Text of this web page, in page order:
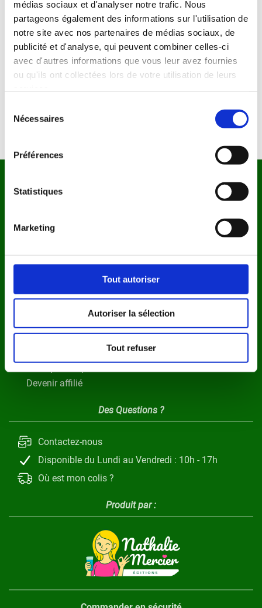
médias sociaux et d'analyser notre trafic. Nous
partageons également des informations sur l'utilisation de
notre site avec nos partenaires de médias sociaux, de
publicité et d'analyse, qui peuvent combiner celles-ci
avec d'autres informations que vous leur avez fournies
ou qu'ils ont collectées lors de votre utilisation de leurs
Nécessaires
Préférences
Statistiques
Marketing
Tout autoriser
Autoriser la sélection
Tout refuser
VALIDER I 29€
En continuant vous acceptez nos C.G.V et Charte de confidentialité
Facebook
Informations Légales
CGV
Mentions légales
Politique de remboursement
Clause de non responsabilité
Devenir affilié
Des Questions ?
Contactez-nous
Disponible du Lundi au Vendredi : 10h - 17h
Où est mon colis ?
Produit par :